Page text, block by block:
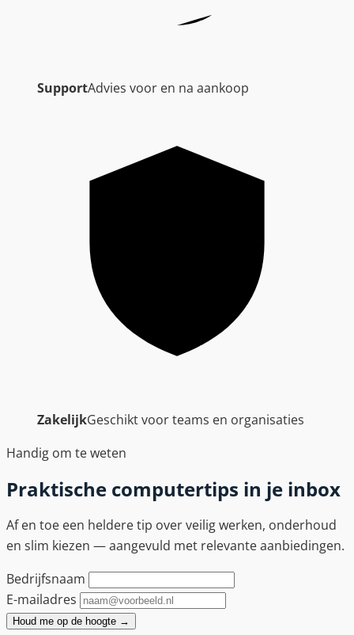
SupportAdvies voor en na aankoop
ZakelijkGeschikt voor teams en organisaties
Handig om te weten
Praktische computertips in je inbox
Af en toe een heldere tip over veilig werken, onderhoud
en slim kiezen — aangevuld met relevante aanbiedingen.
Bedrijfsnaam
E-mailadres
Houd me op de hoogte →